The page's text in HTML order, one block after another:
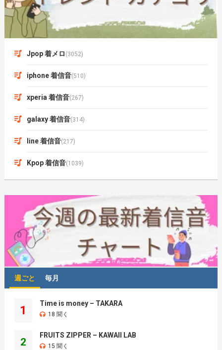
Jpop 着メロ (3052)
iphone 着信音(510)
xperia 着信音(267)
galaxy 着信音(314)
line 着信音(217)
Kpop 着信音(1039)
週ごと 毎月
1
Time is money – TAKARA
18 聞く
2
FRUITS ZIPPER – KAWAII LAB
15 聞く